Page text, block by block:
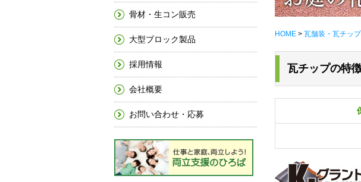
HOME > 瓦舗装・瓦チップ
瓦チップの特
骨材・生コン販売
大型ブロック製品
採用情報
会社概要
お問い合わせ・応募